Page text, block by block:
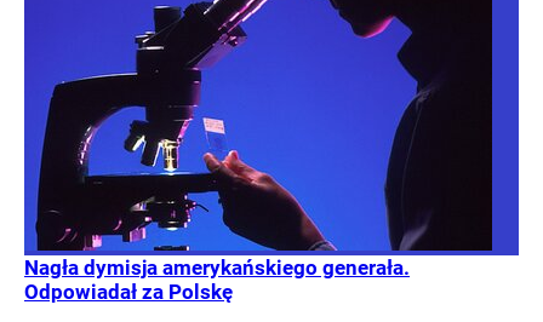
Nagła dymisja amerykańskiego generała.
Odpowiadał za Polskę